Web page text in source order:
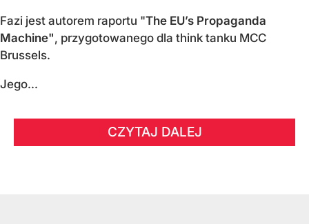
Fazi jest autorem raportu "The EU’s Propaganda
Machine", przygotowanego dla think tanku MCC
Brussels.
Jego...
CZYTAJ DALEJ